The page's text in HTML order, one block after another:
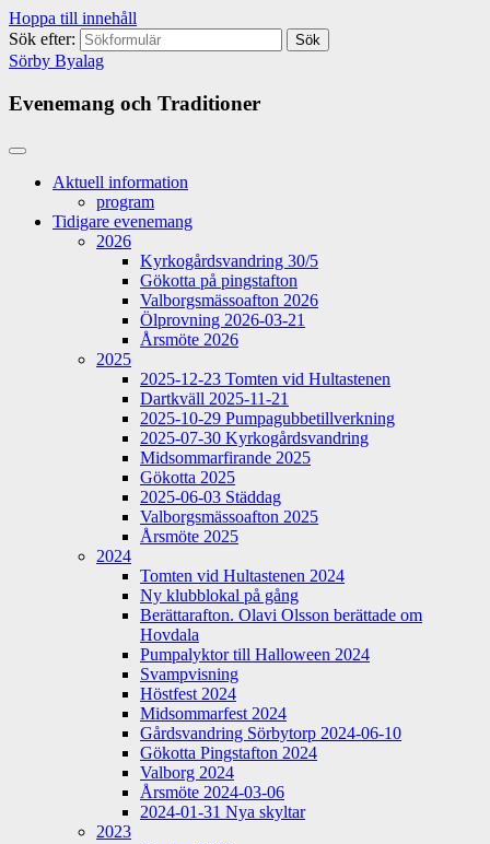
Hoppa till innehåll
Sök efter:
Sörby Byalag
Evenemang och Traditioner
Aktuell information
program
Tidigare evenemang
2026
Kyrkogårdsvandring 30/5
Gökotta på pingstafton
Valborgsmässoafton 2026
Ölprovning 2026-03-21
Årsmöte 2026
2025
2025-12-23 Tomten vid Hultastenen
Dartkväll 2025-11-21
2025-10-29 Pumpagubbetillverkning
2025-07-30 Kyrkogårdsvandring
Midsommarfirande 2025
Gökotta 2025
2025-06-03 Städdag
Valborgsmässoafton 2025
Årsmöte 2025
2024
Tomten vid Hultastenen 2024
Ny klubblokal på gång
Berättarafton. Olavi Olsson berättade om
Hovdala
Pumpalyktor till Halloween 2024
Svampvisning
Höstfest 2024
Midsommarfest 2024
Gårdsvandring Sörbytorp 2024-06-10
Gökotta Pingstafton 2024
Valborg 2024
Årsmöte 2024-03-06
2024-01-31 Nya skyltar
2023